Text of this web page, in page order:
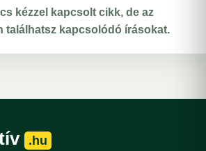
kézzel kapcsolt cikk, de az
találhatsz kapcsolódó írásokat.
.hu